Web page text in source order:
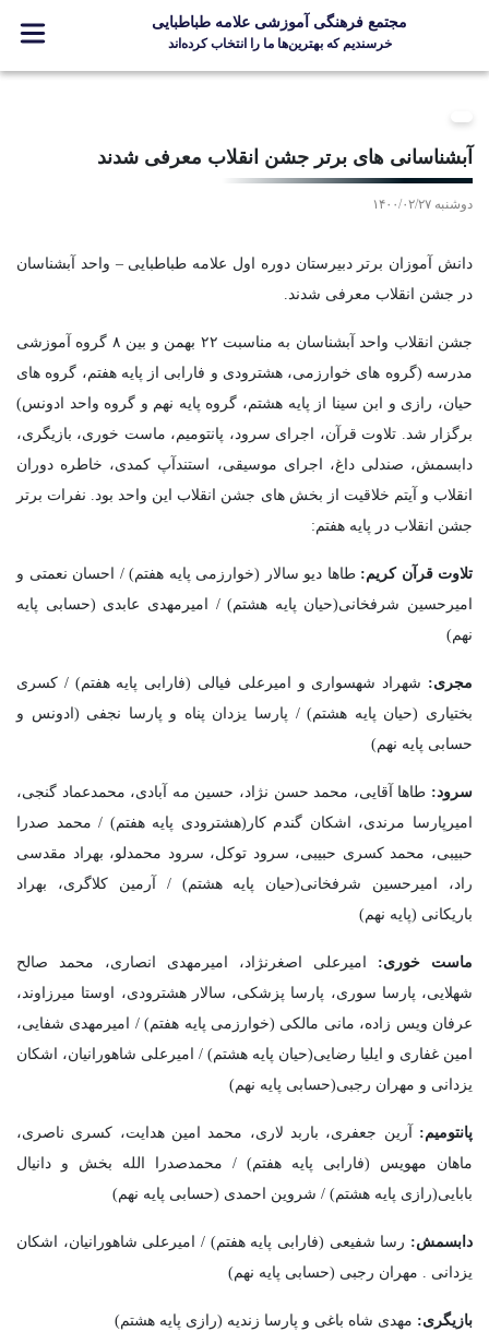
مجتمع فرهنگی آموزشی علامه طباطبایی
خرسندیم که بهترین‌ها ما را انتخاب کرده‌اند
مدارس
جشنواره ها
ارتباط با ما
آبشناسانی های برتر جشن انقلاب معرفی شدند
دوشنبه ۱۴۰۰/۰۲/۲۷
دانش آموزان برتر دبیرستان دوره اول علامه طباطبایی – واحد آبشناسان
در جشن انقلاب معرفی شدند.
جشن انقلاب واحد آبشناسان به مناسبت ۲۲ بهمن و بین ۸ گروه آموزشی
مدرسه (گروه های خوارزمی، هشترودی و فارابی از پایه هفتم، گروه های
حیان، رازی و ابن سینا از پایه هشتم، گروه پایه نهم و گروه واحد ادونس)
برگزار شد. تلاوت قرآن، اجرای سرود، پانتومیم، ماست خوری، بازیگری،
دابسمش، صندلی داغ، اجرای موسیقی، استندآپ کمدی، خاطره دوران
انقلاب و آیتم خلاقیت از بخش های جشن انقلاب این واحد بود. نفرات برتر
جشن انقلاب در پایه هفتم:
تلاوت قرآن کریم: طاها دیو سالار (خوارزمی پایه هفتم) / احسان نعمتی و
امیرحسین شرفخانی(حیان پایه هشتم) / امیرمهدی عابدی (حسابی پایه
نهم)
مجری: شهراد شهسواری و امیرعلی فیالی (فارابی پایه هفتم) / کسری
بختیاری (حیان پایه هشتم) / پارسا یزدان پناه و پارسا نجفی (ادونس و
حسابی پایه نهم)
سرود: طاها آقایی، محمد حسن نژاد، حسین مه آبادی، محمدعماد گنجی،
امیرپارسا مرندی، اشکان گندم کار(هشترودی پایه هفتم) / محمد صدرا
حبیبی، محمد کسری حبیبی، سرود توکل، سرود محمدلو، بهراد مقدسی
راد، امیرحسین شرفخانی(حیان پایه هشتم) / آرمین کلاگری، بهراد
باریکانی (پایه نهم)
ماست خوری: امیرعلی اصغرنژاد، امیرمهدی انصاری، محمد صالح
شهلایی، پارسا سوری، پارسا پزشکی، سالار هشترودی، اوستا میرزاوند،
عرفان ویس زاده، مانی مالکی (خوارزمی پایه هفتم) / امیرمهدی شفایی،
امین غفاری و ایلیا رضایی(حیان پایه هشتم) / امیرعلی شاهورانیان، اشکان
یزدانی و مهران رجبی(حسابی پایه نهم)
پانتومیم: آرین جعفری، باربد لاری، محمد امین هدایت، کسری ناصری،
ماهان مهویس (فارابی پایه هفتم) / محمدصدرا الله بخش و دانیال
بابایی(رازی پایه هشتم) / شروین احمدی (حسابی پایه نهم)
دابسمش: رسا شفیعی (فارابی پایه هفتم) / امیرعلی شاهورانیان، اشکان
یزدانی . مهران رجبی (حسابی پایه نهم)
بازیگری: مهدی شاه باغی و پارسا زندیه (رازی پایه هشتم)